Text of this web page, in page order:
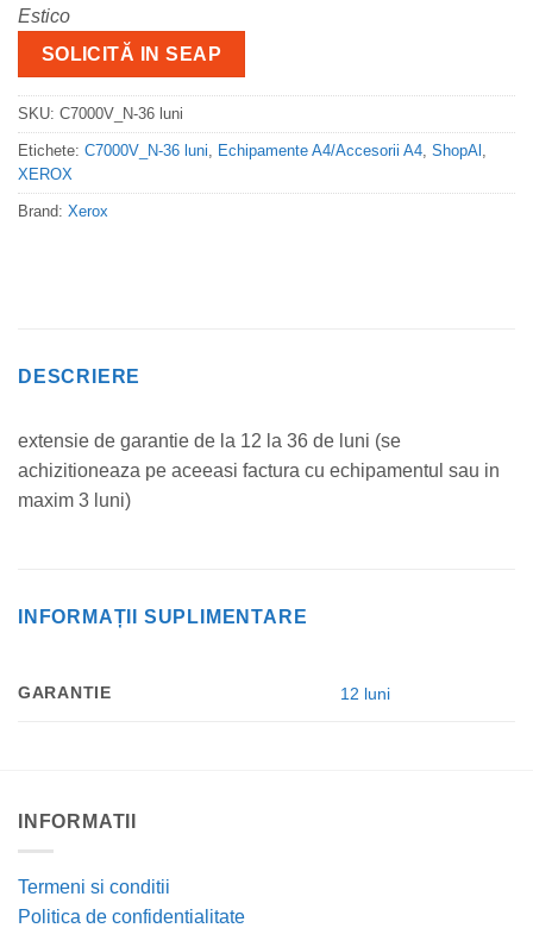
Estico
SOLICITĂ IN SEAP
SKU: C7000V_N-36 luni
Etichete: C7000V_N-36 luni, Echipamente A4/Accesorii A4, ShopAl ,
XEROX
Brand: Xerox
DESCRIERE
extensie de garantie de la 12 la 36 de luni (se
achizitioneaza pe aceeasi factura cu echipamentul sau in
maxim 3 luni)
INFORMAȚII SUPLIMENTARE
GARANTIE 12 luni
INFORMATII
Termeni si conditii
Politica de confidentialitate